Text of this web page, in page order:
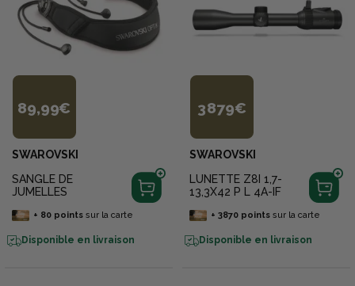
89,99€
SWAROVSKI
SANGLE DE
JUMELLES
+ 80pointssur la carte
Disponible en livraison
3 879€
SWAROVSKI
LUNETTE Z8I 1,7-
13,3X42 P L 4A-IF
+ 3870pointssur la carte
Disponible en livraison